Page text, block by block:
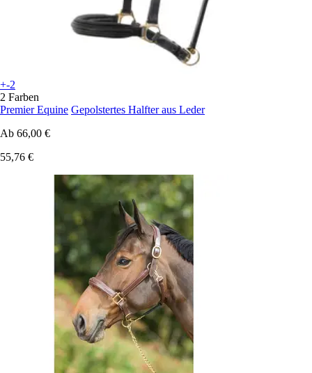
+-2
2 Farben
Premier Equine Gepolstertes Halfter aus Leder
Ab 66,00 €
55,76 €